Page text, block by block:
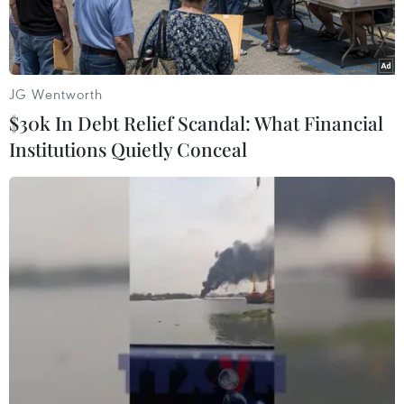
Kaoru Mitoma (giữa) giúp Brighton biến Liverpool thành cựu
vương. (Nguồn: Getty Images)
Sau chiến thắng ấn tượng ở Premier League,
Brighton & Hove Albion tiếp tục "gieo sầu" cho
Liverpool bằng màn ngược dòng 2-1 ở vòng 4
JG Wentworth
$30k In Debt Relief Scandal: What Financial
Institutions Quietly Conceal